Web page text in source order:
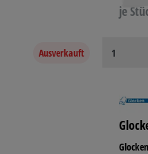
je
Ausverkauft